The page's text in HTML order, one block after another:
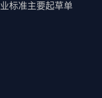
标准主要起草单